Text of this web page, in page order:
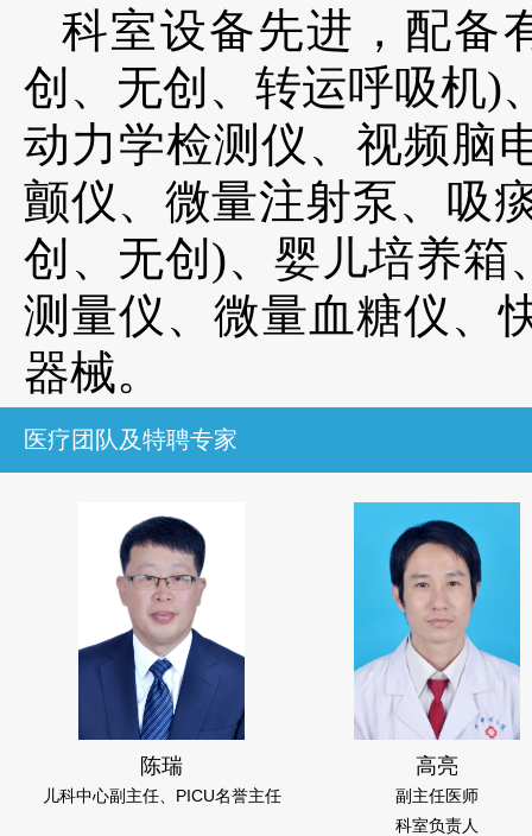
科室设备先进，配备
创、无创、转运呼吸机)
动力学检测仪、视频脑
颤仪、微量注射泵、吸
创、无创)、婴儿培养箱
测量仪、微量血糖仪、
器械。
医疗团队及特聘专家
陈瑞
儿科中心副主任、PICU名誉主任
高亮
副主任医师
科室负责人